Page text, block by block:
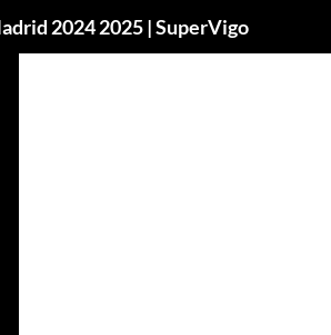
2024 2025 | SuperVigo